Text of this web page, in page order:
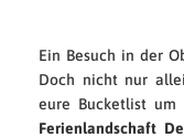
Ein Besuch in der
Doch nicht nur
eure Bucketlist um
Ferienlandschaft